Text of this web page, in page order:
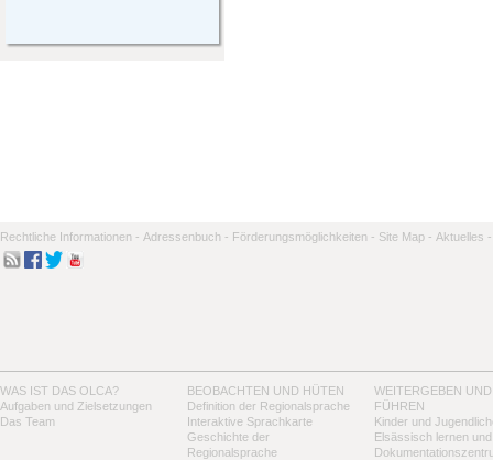
Rechtliche Informationen - Adressenbuch - Förderungsmöglichkeiten - Site Map - Aktuelles -
WAS IST DAS OLCA?
Aufgaben und Zielsetzungen
Das Team
BEOBACHTEN UND HÜTEN
Definition der Regionalsprache
Interaktive Sprachkarte
Geschichte der
Regionalsprache
WEITERGEBEN UND
FÜHREN
Kinder und
Elsässisch lernen